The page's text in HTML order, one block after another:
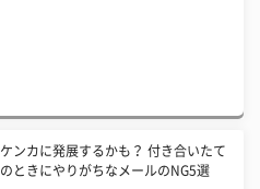
ケンカに発展するかも？ 付き合いたて
のときにやりがちなメールのNG5選